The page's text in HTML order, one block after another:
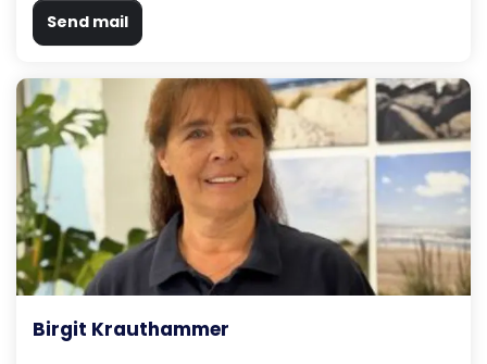
Send mail
Birgit Krauthammer